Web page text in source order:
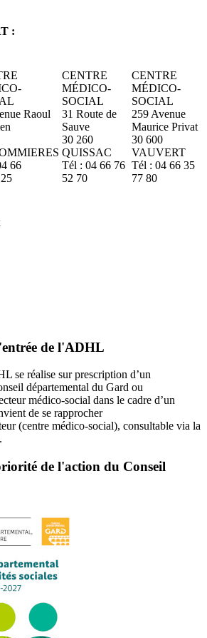
:
Raoul
66
CENTRE
MÉDICO-
SOCIAL
31 Route de
Sauve
30 260
QUISSAC
Tél : 04 66 76
52 70
CENTRE
MÉDICO-
SOCIAL
259 Avenue
Maurice Privat
30 600
VAUVERT
Tél : 04 66 35
77 80
de l'ADHL
se réalise sur prescription d’un
départemental du Gard ou
médico-social dans le cadre d’un
de se rapprocher
(centre médico-social), consultable via la
de l'action du Conseil